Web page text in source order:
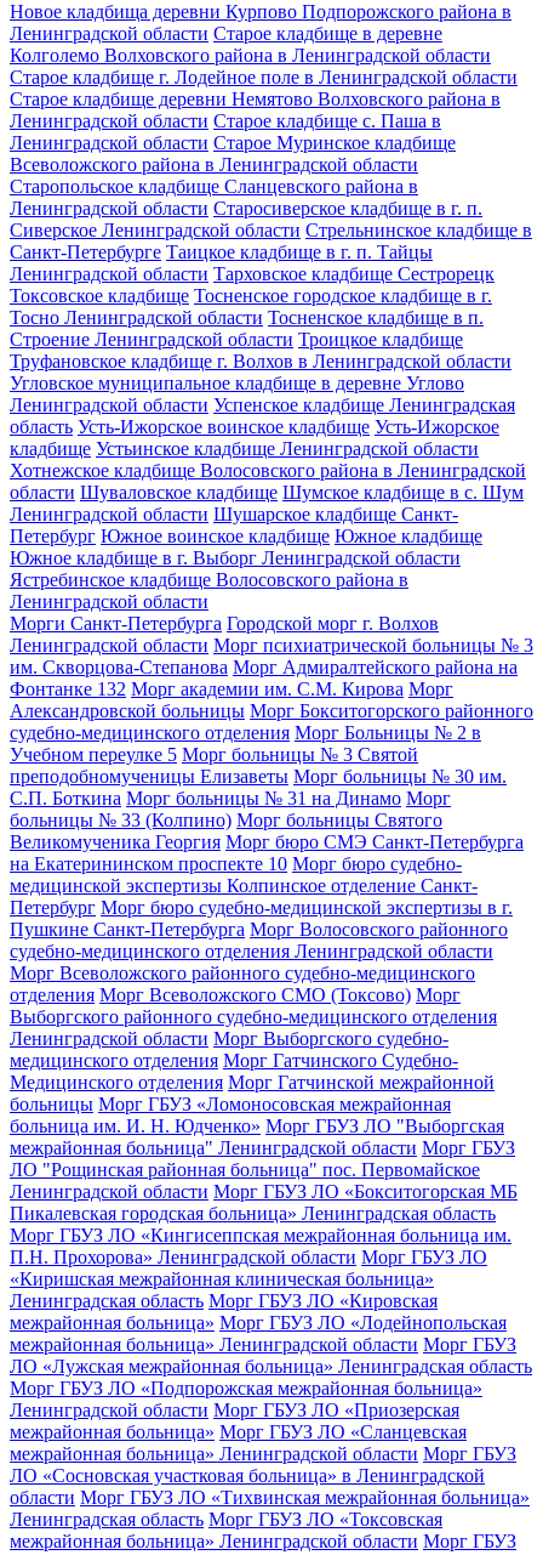
Новое кладбища деревни Курпово Подпорожского района в
Ленинградской области Старое кладбище в деревне
Колголемо Волховского района в Ленинградской области
Старое кладбище г. Лодейное поле в Ленинградской области
Старое кладбище деревни Немятово Волховского района в
Ленинградской области Старое кладбище с. Паша в
Ленинградской области Старое Муринское кладбище
Всеволожского района в Ленинградской области
Старопольское кладбище Сланцевского района в
Ленинградской области Старосиверское кладбище в г. п.
Сиверское Ленинградской области Стрельнинское кладбище в
Санкт-Петербурге Таицкое кладбище в г. п. Тайцы
Ленинградской области Тарховское кладбище Сестрорецк
Токсовское кладбище Тосненское городское кладбище в г.
Тосно Ленинградской области Тосненское кладбище в п.
Строение Ленинградской области Троицкое кладбище
Труфановское кладбище г. Волхов в Ленинградской области
Угловское муниципальное кладбище в деревне Углово
Ленинградской области Успенское кладбище Ленинградская
область Усть-Ижорское воинское кладбище Усть-Ижорское
кладбище Устьинское кладбище Ленинградской области
Хотнежское кладбище Волосовского района в Ленинградской
области Шуваловское кладбище Шумское кладбище в с. Шум
Ленинградской области Шушарское кладбище Санкт-
Петербург Южное воинское кладбище Южное кладбище
Южное кладбище в г. Выборг Ленинградской области
Ястребинское кладбище Волосовского района в
Ленинградской области
Морги Санкт-Петербурга Городской морг г. Волхов
Ленинградской области Морг психиатрической больницы № 3
им. Скворцова-Степанова Морг Адмиралтейского района на
Фонтанке 132 Морг академии им. С.М. Кирова Морг
Александровской больницы Морг Бокситогорского районного
судебно-медицинского отделения Морг Больницы № 2 в
Учебном переулке 5 Морг больницы № 3 Святой
преподобномученицы Елизаветы Морг больницы № 30 им.
С.П. Боткина Морг больницы № 31 на Динамо Морг
больницы № 33 (Колпино) Морг больницы Святого
Великомученика Георгия Морг бюро СМЭ Санкт-Петербурга
на Екатерининском проспекте 10 Морг бюро судебно-
медицинской экспертизы Колпинское отделение Санкт-
Петербург Морг бюро судебно-медицинской экспертизы в г.
Пушкине Санкт-Петербурга Морг Волосовского районного
судебно-медицинского отделения Ленинградской области
Морг Всеволожского районного судебно-медицинского
отделения Морг Всеволожского СМО (Токсово) Морг
Выборгского районного судебно-медицинского отделения
Ленинградской области Морг Выборгского судебно-
медицинского отделения Морг Гатчинского Судебно-
Медицинского отделения Морг Гатчинской межрайонной
больницы Морг ГБУЗ «Ломоносовская межрайонная
больница им. И. Н. Юдченко» Морг ГБУЗ ЛО "Выборгская
межрайонная больница" Ленинградской области Морг ГБУЗ
ЛО "Рощинская районная больница" пос. Первомайское
Ленинградской области Морг ГБУЗ ЛО «Бокситогорская МБ
Пикалевская городская больница» Ленинградская область
Морг ГБУЗ ЛО «Кингисеппская межрайонная больница им.
П.Н. Прохорова» Ленинградской области Морг ГБУЗ ЛО
«Киришская межрайонная клиническая больница»
Ленинградская область Морг ГБУЗ ЛО «Кировская
межрайонная больница» Морг ГБУЗ ЛО «Лодейнопольская
межрайонная больница» Ленинградской области Морг ГБУЗ
ЛО «Лужская межрайонная больница» Ленинградская область
Морг ГБУЗ ЛО «Подпорожская межрайонная больница»
Ленинградской области Морг ГБУЗ ЛО «Приозерская
межрайонная больница» Морг ГБУЗ ЛО «Сланцевская
межрайонная больница» Ленинградской области Морг ГБУЗ
ЛО «Сосновская участковая больница» в Ленинградской
области Морг ГБУЗ ЛО «Тихвинская межрайонная больница»
Ленинградская область Морг ГБУЗ ЛО «Токсовская
межрайонная больница» Ленинградской области Морг ГБУЗ